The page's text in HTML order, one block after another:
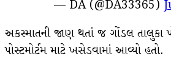
— DA (@DA33365)
અકસ્માતની જાણ થતાં જ ગોંડલ તાલુકા
પોસ્ટમોર્ટમ માટે ખસેડવામાં આવ્યો હતો.